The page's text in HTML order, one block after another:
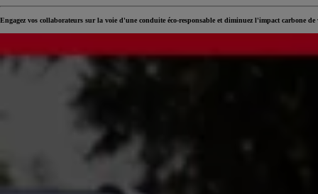
Engagez vos collaborateurs sur la voie d'une conduite éco-responsable et diminuez l'impact carbone de